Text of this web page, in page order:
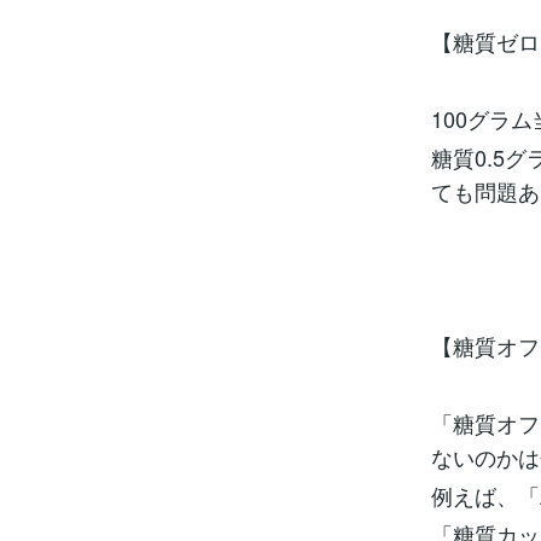
【糖質ゼ
100グラ
糖質0.5グ
ても問題
【糖質オ
「糖質オ
ないのか
例えば、
「糖質カ